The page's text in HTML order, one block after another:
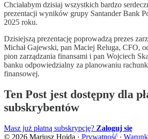
Chciałabym dzisiaj wszystkich bardzo
prezentacji wyników grupy Santander Bank
2025 roku.
Dzisiejszą prezentację poprowadzą prezes
Michał Gajewski, pan Maciej Reluga, CFO,
pion zarządzania finansami i pan Wojciech
banku odpowiedzialny za planowaniu
finansowej.
Ten Post jest dostępny dla
subskrybentów
Masz już płatną subskrypcję? Zaloguj się
© 2026 Mariusz Hojda · Prywatność ∙